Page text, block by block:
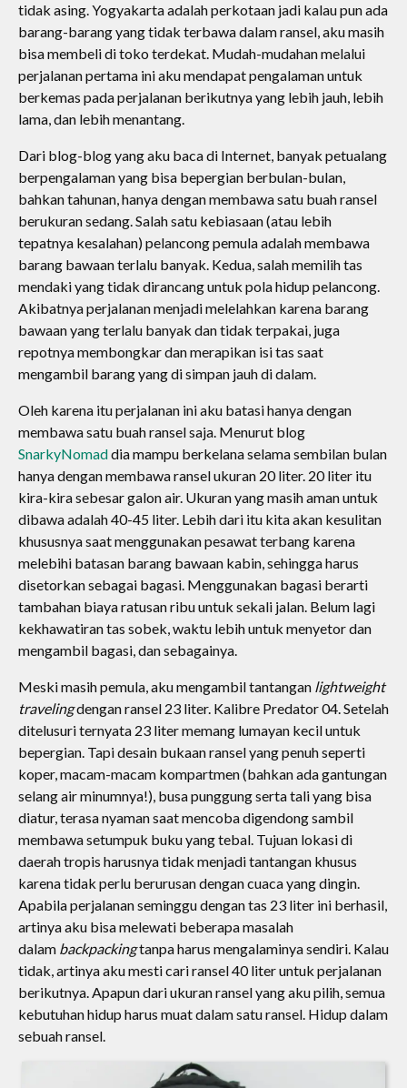
tidak asing. Yogyakarta adalah perkotaan jadi kalau pun ada
barang-barang yang tidak terbawa dalam ransel, aku masih
bisa membeli di toko terdekat. Mudah-mudahan melalui
perjalanan pertama ini aku mendapat pengalaman untuk
berkemas pada perjalanan berikutnya yang lebih jauh, lebih
lama, dan lebih menantang.
Dari blog-blog yang aku baca di Internet, banyak petualang
berpengalaman yang bisa bepergian berbulan-bulan,
bahkan tahunan, hanya dengan membawa satu buah ransel
berukuran sedang. Salah satu kebiasaan (atau lebih
tepatnya kesalahan) pelancong pemula adalah membawa
barang bawaan terlalu banyak. Kedua, salah memilih tas
mendaki yang tidak dirancang untuk pola hidup pelancong.
Akibatnya perjalanan menjadi melelahkan karena barang
bawaan yang terlalu banyak dan tidak terpakai, juga
repotnya membongkar dan merapikan isi tas saat
mengambil barang yang di simpan jauh di dalam.
Oleh karena itu perjalanan ini aku batasi hanya dengan
membawa satu buah ransel saja. Menurut blog
SnarkyNomaddia mampu berkelana selama sembilan bulan
hanya dengan membawa ransel ukuran 20 liter. 20 liter itu
kira-kira sebesar galon air. Ukuran yang masih aman untuk
dibawa adalah 40-45 liter. Lebih dari itu kita akan kesulitan
khususnya saat menggunakan pesawat terbang karena
melebihi batasan barang bawaan kabin, sehingga harus
disetorkan sebagai bagasi. Menggunakan bagasi berarti
tambahan biaya ratusan ribu untuk sekali jalan. Belum lagi
kekhawatiran tas sobek, waktu lebih untuk menyetor dan
mengambil bagasi, dan sebagainya.
Meski masih pemula, aku mengambil tantangan lightweight
travelingdengan ransel 23 liter. Kalibre Predator 04. Setelah
ditelusuri ternyata 23 liter memang lumayan kecil untuk
bepergian. Tapi desain bukaan ransel yang penuh seperti
koper, macam-macam kompartmen (bahkan ada gantungan
selang air minumnya!), busa punggung serta tali yang bisa
diatur, terasa nyaman saat mencoba digendong sambil
membawa setumpuk buku yang tebal. Tujuan lokasi di
daerah tropis harusnya tidak menjadi tantangan khusus
karena tidak perlu berurusan dengan cuaca yang dingin.
Apabila perjalanan seminggu dengan tas 23 liter ini berhasil,
artinya aku bisa melewati beberapa masalah
dalam backpackingtanpa harus mengalaminya sendiri. Kalau
tidak, artinya aku mesti cari ransel 40 liter untuk perjalanan
berikutnya. Apapun dari ukuran ransel yang aku pilih, semua
kebutuhan hidup harus muat dalam satu ransel. Hidup dalam
sebuah ransel.